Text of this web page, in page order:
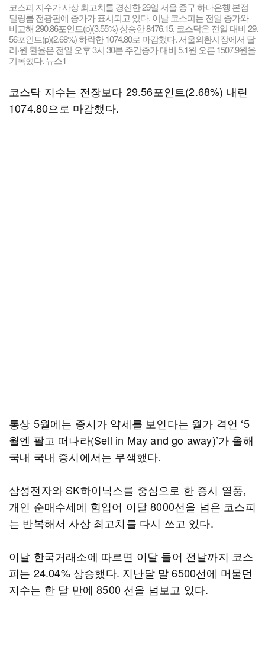
코스피 지수가 사상 최고치를 경신한 29일 서울 중구 하나은행 본점
딜링룸 전광판에 종가가 표시되고 있다. 이날 코스피는 전일 종가와
비교해 290.86포인트(p)(3.55%) 상승한 8476.15, 코스닥은 전일 대비 29.
56포인트(p)(2.68%) 하락한 1074.80로 마감했다. 서울외환시장에서 달
러·원 환율은 전일 오후 3시 30분 주간종가 대비 5.1원 오른 1507.9원을
기록했다. 뉴스1
코스닥 지수는 전장보다 29.56포인트(2.68%) 내린
1074.80으로 마감했다.
통상 5월에는 증시가 약세를 보인다는 월가 격언 ‘5
월엔 팔고 떠나라(Sell in May and go away)’가 올해
국내 국내 증시에서는 무색했다.
삼성전자와 SK하이닉스를 중심으로 한 증시 열풍,
개인 순매수세에 힘입어 이달 8000선을 넘은 코스피
는 반복해서 사상 최고치를 다시 쓰고 있다.
이날 한국거래소에 따르면 이달 들어 전날까지 코스
피는 24.04% 상승했다. 지난달 말 6500선에 머물던
지수는 한 달 만에 8500 선을 넘보고 있다.